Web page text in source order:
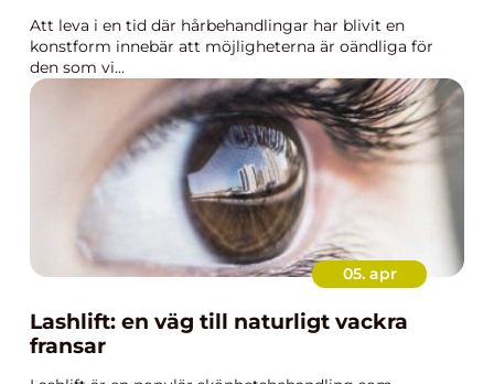
Att leva i en tid där hårbehandlingar har blivit en
konstform innebär att möjligheterna är oändliga för
den som vi...
05. apr
Lashlift: en väg till naturligt vackra
fransar